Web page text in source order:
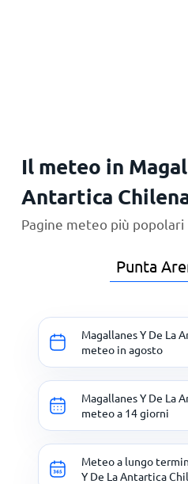
Il meteo in
Antartica
Pagine meteo più popolari
Magallanes Y De La
meteo in agosto
Magallanes Y De La
meteo a 14 giorni
Meteo a lungo
Y De La Antartica